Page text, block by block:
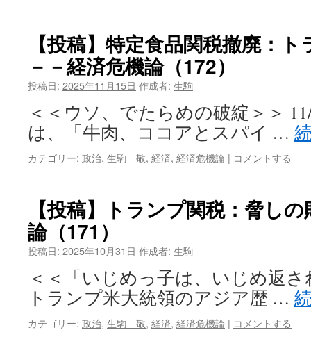
【投稿】特定食品関税撤廃：
－－経済危機論（172）
投稿日: 2025年11月15日 作成者: 生駒
＜＜ウソ、でたらめの破綻＞＞
は、「牛肉、ココアとスパイ …
カテゴリー: 政治, 生駒 敬, 経済, 経済危機論 | コメントする
【投稿】トランプ関税：脅し
論（171）
投稿日: 2025年10月31日 作成者: 生駒
＜＜「いじめっ子は、いじめ返さ
トランプ米大統領のアジア歴 …
カテゴリー: 政治, 生駒 敬, 経済, 経済危機論 | コメントする